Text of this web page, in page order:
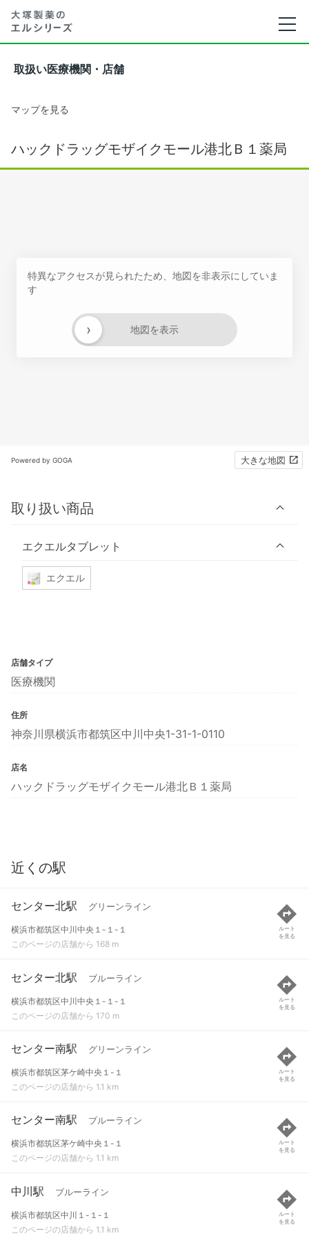
取扱い医療機関・店舗
マップを見る
ハックドラッグモザイクモール港北Ｂ１薬局
特異なアクセスが見られたため、地図を非表示にしていま
す
地図を表示
›
Powered by GOGA 大きな地図
取り扱い商品
エクエルタブレット
エクエル
店舗タイプ
医療機関
住所
神奈川県横浜市都筑区中川中央1-31-1-0110
店名
ハックドラッグモザイクモール港北Ｂ１薬局
近くの駅
センター北駅 グリーンライン
横浜市都筑区中川中央１-１-１
このページの店舗から 168 m
ルート
を見る
センター北駅 ブルーライン
横浜市都筑区中川中央１-１-１
このページの店舗から 170 m
ルート
を見る
センター南駅 グリーンライン
横浜市都筑区茅ケ崎中央１-１
このページの店舗から 1.1 km
ルート
を見る
センター南駅 ブルーライン
横浜市都筑区茅ケ崎中央１-１
このページの店舗から 1.1 km
ルート
を見る
中川駅 ブルーライン
横浜市都筑区中川１-１-１
このページの店舗から 1.1 km
ルート
を見る